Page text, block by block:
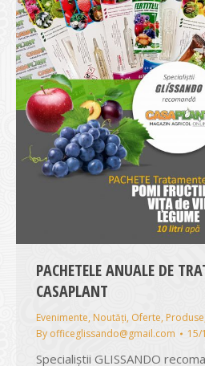
PACHETELE ANUALE DE
CASAPLANT
Evenimente, Noutăți, Oferte, Produse
By officeglissando@gmail.com 15/
Specialiștii GLISSANDO